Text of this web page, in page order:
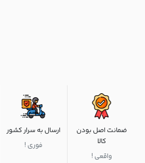
ضمانت اصل بودن
کالا
واقعی !
ارسال به سرار کشور
فوری !